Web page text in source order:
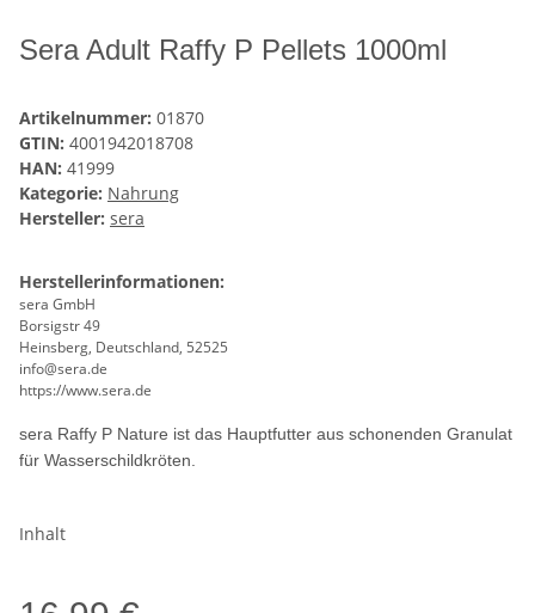
Sera Adult Raffy P Pellets 1000ml
Artikelnummer: 01870
GTIN: 4001942018708
HAN: 41999
Kategorie: Nahrung
Hersteller: sera
Herstellerinformationen:
sera GmbH
Borsigstr 49
Heinsberg, Deutschland, 52525
info@sera.de
https://www.sera.de
sera Raffy P Nature ist das Hauptfutter aus schonenden Granulat
für Wasserschildkröten.
Inhalt